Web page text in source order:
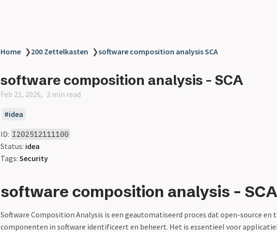
Home ❯200 Zettelkasten ❯software composition analysis SCA
software composition analysis - SCA
Feb 21, 2026 2 min read
idea
ID: I202512111100
Status: idea
Tags: Security
software composition analysis - SCA
Software Composition Analysis is een geautomatiseerd proces dat open-source en
componenten in software identificeert en beheert. Het is essentieel voor